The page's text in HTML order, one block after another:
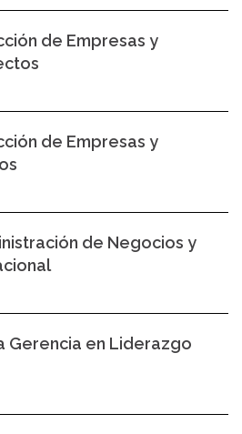
de Empresas y
de Empresas y
de Negocios y
Gerencia en Liderazgo